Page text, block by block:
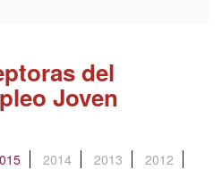
del
Joven
(solapa activa)
2014 2013
2012